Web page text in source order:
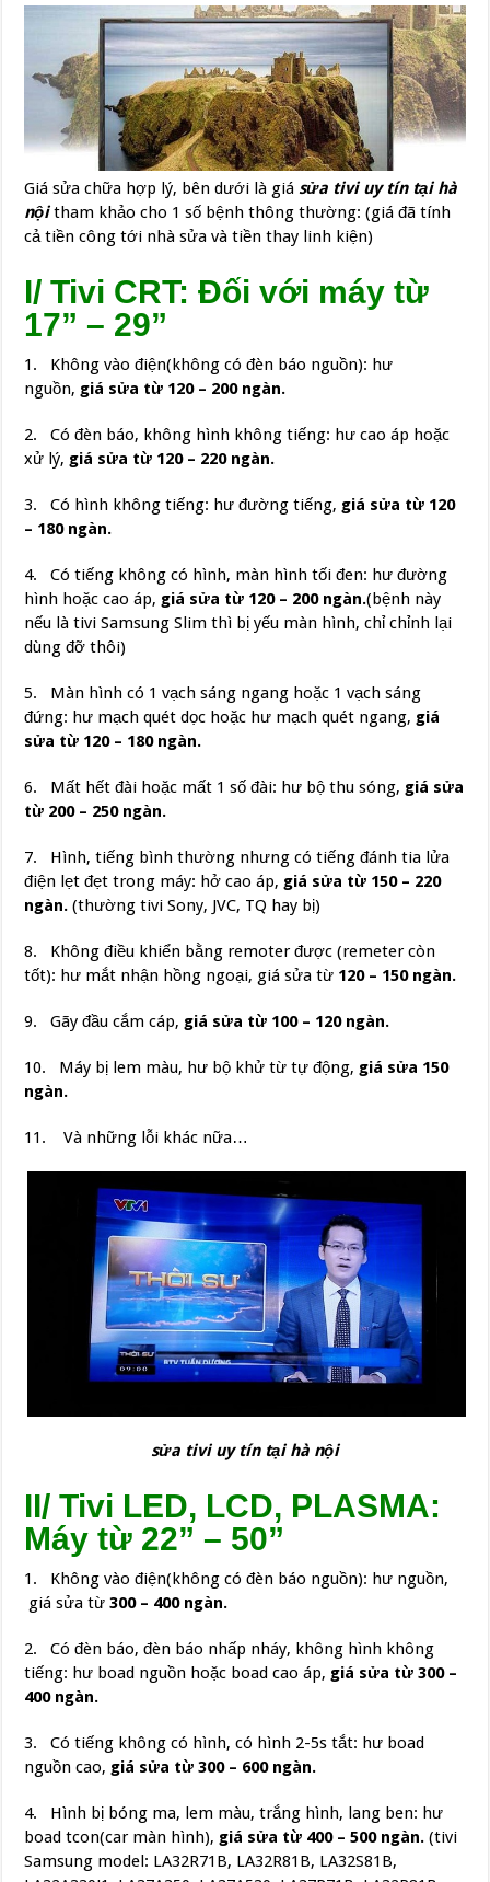
Giá sửa chữa hợp lý, bên dưới là giá sửa tivi uy tín tại hà
nộitham khảo cho 1 số bệnh thông thường: (giá đã tính
cả tiền công tới nhà sửa và tiền thay linh kiện)
I/ Tivi CRT: Đối với máy từ
17” – 29”
1. Không vào điện(không có đèn báo nguồn): hư
nguồn, giá sửa từ 120 – 200 ngàn.
2. Có đèn báo, không hình không tiếng: hư cao áp hoặc
xử lý, giá sửa từ 120 – 220 ngàn.
3. Có hình không tiếng: hư đường tiếng, giá sửa từ 120
– 180 ngàn.
4. Có tiếng không có hình, màn hình tối đen: hư đường
hình hoặc cao áp, giá sửa từ 120 – 200 ngàn.(bệnh này
nếu là tivi Samsung Slim thì bị yếu màn hình, chỉ chỉnh lại
dùng đỡ thôi)
5. Màn hình có 1 vạch sáng ngang hoặc 1 vạch sáng
đứng: hư mạch quét dọc hoặc hư mạch quét ngang, giá
sửa từ 120 – 180 ngàn.
6. Mất hết đài hoặc mất 1 số đài: hư bộ thu sóng, giá sửa
từ 200 – 250 ngàn.
7. Hình, tiếng bình thường nhưng có tiếng đánh tia lửa
điện lẹt đẹt trong máy: hở cao áp, giá sửa từ 150 – 220
ngàn. (thường tivi Sony, JVC, TQ hay bị)
8. Không điều khiển bằng remoter được (remeter còn
tốt): hư mắt nhận hồng ngoại, giá sửa từ 120 – 150 ngàn.
9. Gãy đầu cắm cáp, giá sửa từ 100 – 120 ngàn.
10. Máy bị lem màu, hư bộ khử từ tự động, giá sửa 150
ngàn.
11. Và những lỗi khác nữa…
sửa tivi uy tín tại hà nội
II/ Tivi LED, LCD, PLASMA:
Máy từ 22” – 50”
1. Không vào điện(không có đèn báo nguồn): hư nguồn,
giá sửa từ300 – 400 ngàn.
2. Có đèn báo, đèn báo nhấp nháy, không hình không
tiếng: hư boad nguồn hoặc boad cao áp, giá sửa từ 300 –
400 ngàn.
3. Có tiếng không có hình, có hình 2-5s tắt: hư boad
nguồn cao, giá sửa từ 300 – 600 ngàn.
4. Hình bị bóng ma, lem màu, trắng hình, lang ben: hư
boad tcon(car màn hình), giá sửa từ 400 – 500 ngàn. (tivi
Samsung model: LA32R71B, LA32R81B, LA32S81B,